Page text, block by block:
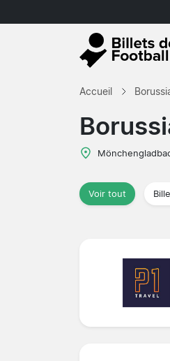
Accueil
Voir tout